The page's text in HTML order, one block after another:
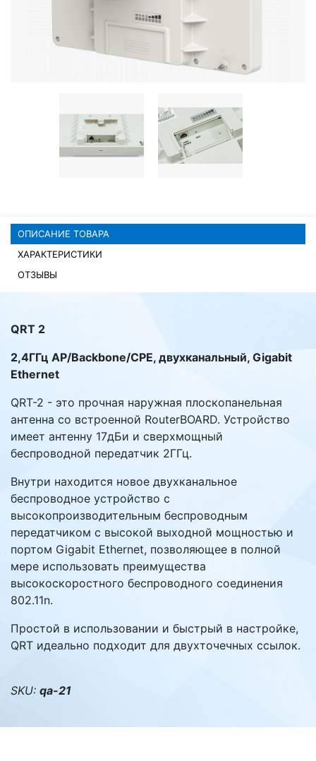
Системы охлаждения
Видеоконференцсвязь
Видеонаблюдение
Компьютеры Fujitsu
ОПИСАНИЕ ТОВАРА
ХАРАКТЕРИСТИКИ
ОТЗЫВЫ
QRT 2
2,4ГГц AP/Backbone/CPE, двухканальный, Gigabit
Ethernet
QRT-2 - это прочная наружная плоскопанельная
антенна со встроенной RouterBOARD. Устройство
имеет антенну 17дБи и сверхмощный
беспроводной передатчик 2ГГц.
Внутри находится новое двухканальное
беспроводное устройство с
высокопроизводительным беспроводным
передатчиком с высокой выходной мощностью и
портом Gigabit Ethernet, позволяющее в полной
мере использовать преимущества
высокоскоростного беспроводного соединения
802.11n.
Простой в использовании и быстрый в настройке,
QRT идеально подходит для двухточечных ссылок.
SKU: qa-21